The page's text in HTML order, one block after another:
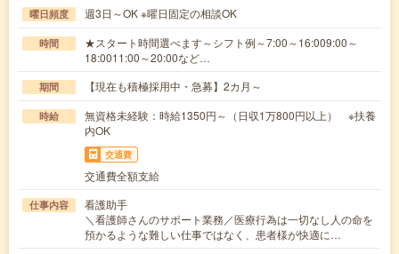
曜日頻度 週3日～OK ※曜日固定の相談OK
時間
★スタート時間選べます～シフト例～7:00～16:009:00～
18:0011:00～20:00など…
期間 【現在も積極採用中・急募】2カ月～
時給
無資格未経験：時給1350円～（日収1万800円以上） ※扶養
内OK
交通費
交通費全額支給
仕事内容
看護助手
＼看護師さんのサポート業務／医療行為は一切なし人の命を
預かるような難しい仕事ではなく、患者様が快適に…